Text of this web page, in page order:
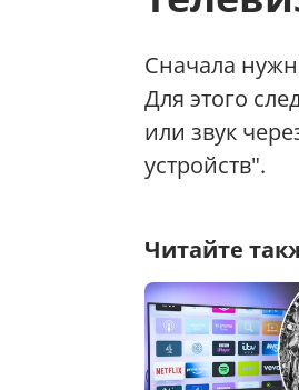
Сначала
Для этого
или звук
устройств".
Читайте